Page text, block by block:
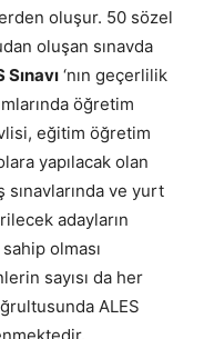
oluşur. 50 sözel
oluşan sınavda
Sınavı ‘nın geçerlilik
öğretim
eğitim öğretim
yapılacak olan
ve yurt
adayların
olması
sayısı da her
ALES